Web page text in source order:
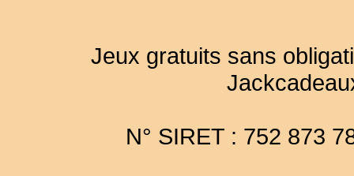
Jeux gratuits sans
N° SIRET : 752 873